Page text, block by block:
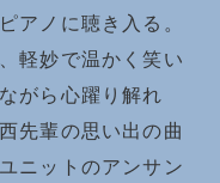
アノに聴き入る。
軽妙で温かく笑い
がら心躍り解れ
先輩の思い出の曲
ニットのアンサン